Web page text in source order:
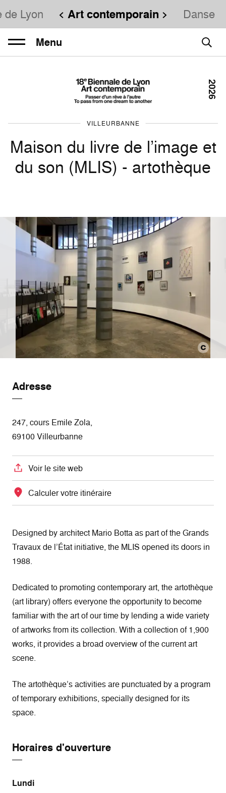
de Lyon Art contemporain Danse
Menu
VILLEURBANNE
Maison du livre de l’image et
du son (MLIS) - artothèque
2026
Adresse
247, cours Emile Zola,
69100 Villeurbanne
Voir le site web
Calculer votre itinéraire
Designed by architect Mario Botta as part of the Grands
Travaux de l’État initiative, the MLIS opened its doors in
1988.
Dedicated to promoting contemporary art, the artothèque
(art library) offers everyone the opportunity to become
familiar with the art of our time by lending a wide variety
of artworks from its collection. With a collection of 1,900
works, it provides a broad overview of the current art
scene.
The artothèque’s activities are punctuated by a program
of temporary exhibitions, specially designed for its
space.
Horaires d'ouverture
Lundi